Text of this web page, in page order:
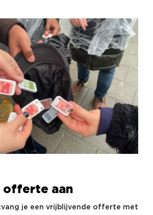
offerte aan
je een vrijblijvende offerte met